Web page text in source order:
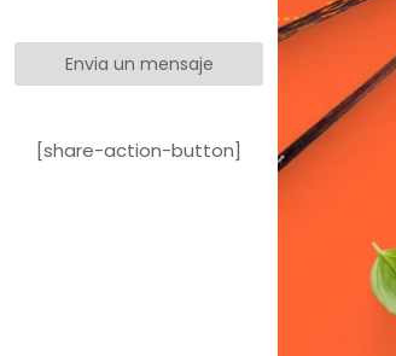
Envia un mensaje
[share-action-button]